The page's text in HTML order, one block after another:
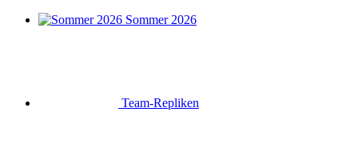
Sommer 2026
Team-Repliken